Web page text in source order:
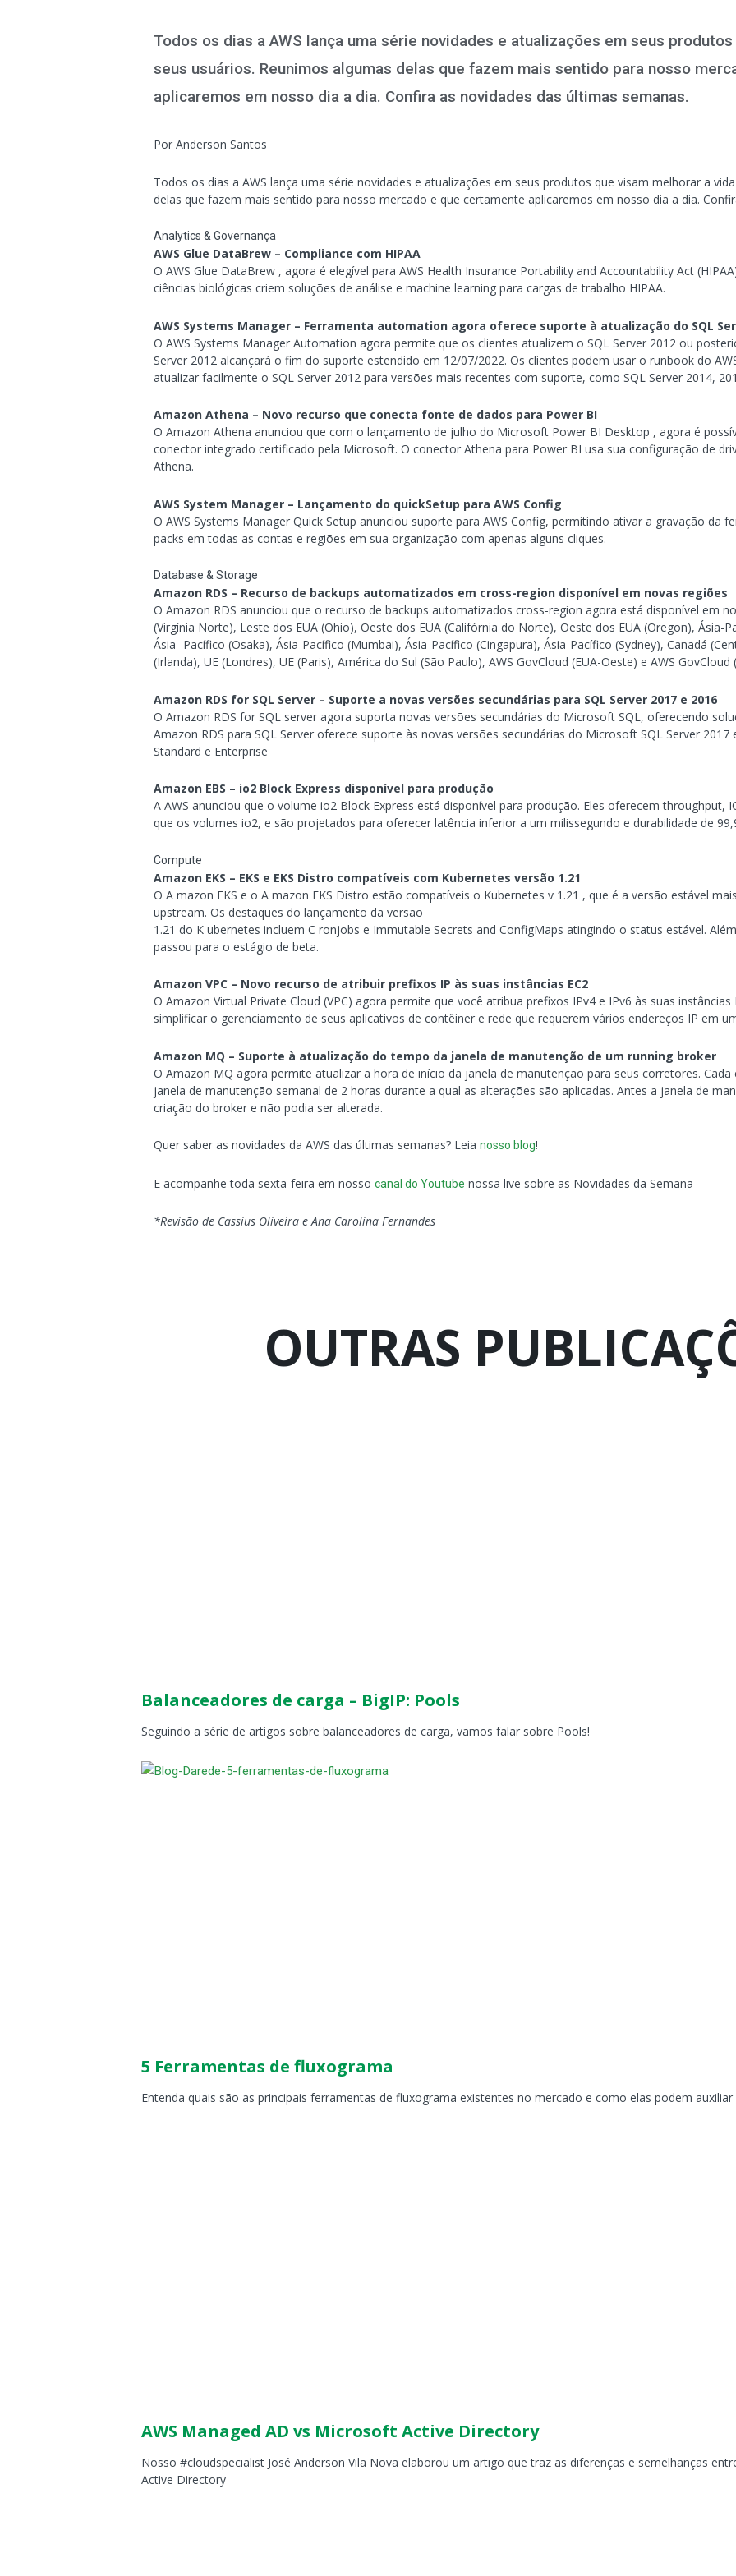
Todos os dias a AWS lança uma série novidades e atualizações em seus
seus usuários. Reunimos algumas delas que fazem mais sentido para nosso
aplicaremos em nosso dia a dia. Confira as novidades das últimas semanas.
Por Anderson Santos
Todos os dias a AWS lança uma série novidades e atualizações em seus produtos que visam melhorar a
delas que fazem mais sentido para nosso mercado e que certamente aplicaremos em nosso dia a dia.
Analytics & Governança
AWS Glue DataBrew – Compliance com HIPAA
O AWS Glue DataBrew , agora é elegível para AWS Health Insurance Portability and Accountability Act
ciências biológicas criem soluções de análise e machine learning para cargas de trabalho HIPAA.
AWS Systems Manager – Ferramenta automation agora oferece suporte à atualização do SQL
O AWS Systems Manager Automation agora permite que os clientes atualizem o SQL Server 2012 ou
Server 2012 alcançará o fim do suporte estendido em 12/07/2022. Os clientes podem usar o runbook do
atualizar facilmente o SQL Server 2012 para versões mais recentes com suporte, como SQL Server 2014,
Amazon Athena – Novo recurso que conecta fonte de dados para Power BI
O Amazon Athena anunciou que com o lançamento de julho do Microsoft Power BI Desktop , agora é
conector integrado certificado pela Microsoft. O conector Athena para Power BI usa sua configuração de
Athena.
AWS System Manager – Lançamento do quickSetup para AWS Config
O AWS Systems Manager Quick Setup anunciou suporte para AWS Config, permitindo ativar a gravação da
packs em todas as contas e regiões em sua organização com apenas alguns cliques.
Database & Storage
Amazon RDS – Recurso de backups automatizados em cross-region disponível em novas regiões
O Amazon RDS anunciou que o recurso de backups automatizados cross-region agora está disponível em
(Virgínia Norte), Leste dos EUA (Ohio), Oeste dos EUA (Califórnia do Norte), Oeste dos EUA (Oregon), Ásia-
Ásia- Pacífico (Osaka), Ásia-Pacífico (Mumbai), Ásia-Pacífico (Cingapura), Ásia-Pacífico (Sydney), Canadá
(Irlanda), UE (Londres), UE (Paris), América do Sul (São Paulo), AWS GovCloud (EUA-Oeste) e AWS GovCloud
Amazon RDS for SQL Server – Suporte a novas versões secundárias para SQL Server 2017 e 2016
O Amazon RDS for SQL server agora suporta novas versões secundárias do Microsoft SQL, oferecendo
Amazon RDS para SQL Server oferece suporte às novas versões secundárias do Microsoft SQL Server 2017
Standard e Enterprise
Amazon EBS – io2 Block Express disponível para produção
A AWS anunciou que o volume io2 Block Express está disponível para produção. Eles oferecem throughput,
que os volumes io2, e são projetados para oferecer latência inferior a um milissegundo e durabilidade de
Compute
Amazon EKS – EKS e EKS Distro compatíveis com Kubernetes versão 1.21
O A mazon EKS e o A mazon EKS Distro estão compatíveis o Kubernetes v 1.21 , que é a versão estável
upstream. Os destaques do lançamento da versão
1.21 do K ubernetes incluem C ronjobs e Immutable Secrets and ConfigMaps atingindo o status estável.
passou para o estágio de beta.
Amazon VPC – Novo recurso de atribuir prefixos IP às suas instâncias EC2
O Amazon Virtual Private Cloud (VPC) agora permite que você atribua prefixos IPv4 e IPv6 às suas
simplificar o gerenciamento de seus aplicativos de contêiner e rede que requerem vários endereços IP em
Amazon MQ – Suporte à atualização do tempo da janela de manutenção de um running broker
O Amazon MQ agora permite atualizar a hora de início da janela de manutenção para seus corretores.
janela de manutenção semanal de 2 horas durante a qual as alterações são aplicadas. Antes a janela de
criação do broker e não podia ser alterada.
Quer saber as novidades da AWS das últimas semanas? Leianosso blog!
E acompanhe toda sexta-feira em nossocanal do Youtube nossa live sobre as Novidades da Semana
*Revisão de Cassius Oliveira e Ana Carolina Fernandes
OUTRAS
Balanceadores de carga – BigIP: Pools
Seguindo a série de artigos sobre balanceadores de carga, vamos falar sobre Pools!
5 Ferramentas de fluxograma
Entenda quais são as principais ferramentas de fluxograma existentes no mercado e como elas podem
AWS Managed AD vs Microsoft Active Directory
Nosso #cloudspecialist José Anderson Vila Nova elaborou um artigo que traz as diferenças e semelhanças
Active Directory